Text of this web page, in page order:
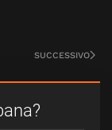
SUCCESSIVO